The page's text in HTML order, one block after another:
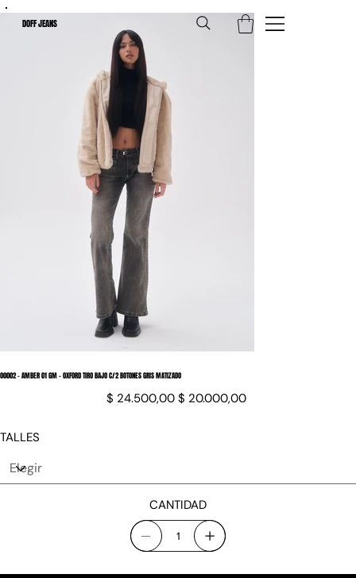
DOFF JEANS
O0002 - AMBER 01 GM - OXFORD TIRO BAJO C/2 BOTONES GRIS MATIZADO
Precio
original
$ 24.500,00 Precio
de
$ 20.000,00
TALLES
CANTIDAD